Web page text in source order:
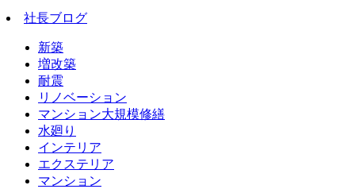
社長ブログ
新築
増改築
耐震
リノベーション
マンション大規模修繕
水廻り
インテリア
エクステリア
マンション